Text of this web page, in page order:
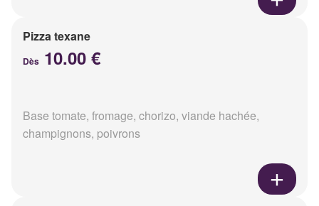
Pizza texane
Dès 10.00 €
Base tomate, fromage, chorizo, viande hachée,
champignons, poivrons